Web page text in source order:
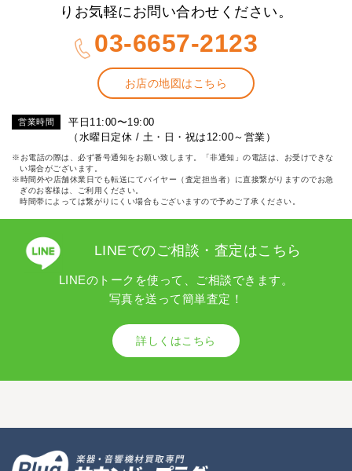
りお気軽にお問い合わせください。
03-6657-2123
お店の地図はこちら
営業時間
平日11:00〜19:00
（水曜日定休 / 土・日・祝は12:00～営業）
※お電話の際は、必ず番号通知をお願い致します。「非通知」の電話は、お受けできな
い場合がございます。
※時間外や店舗休業日でも転送にてバイヤー（査定担当者）に直接繋がりますのでお急
ぎのお客様は、ご利用ください。
時間帯によっては繋がりにくい場合もございますので予めご了承ください。
LINEでのご相談・査定はこちら
LINEのトークを使って、ご相談できます。
写真を送って簡単査定！
詳しくはこちら